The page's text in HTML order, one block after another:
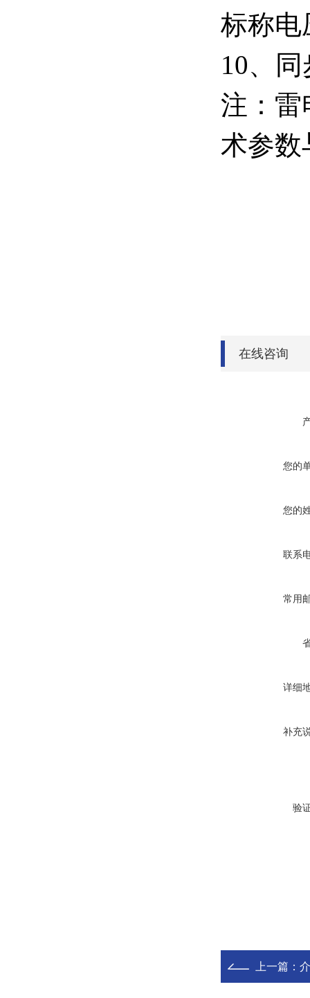
标称电
10、
注：雷
术参数
在线咨询
您的
您的
联系
常用
详细
补充
验
上一篇：